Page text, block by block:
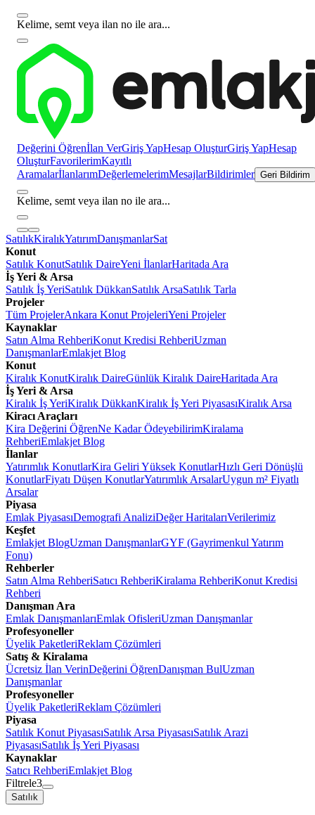
Kelime, semt veya ilan no ile ara...
Değerini Öğrenİlan VerGiriş YapHesap OluşturGiriş YapHesap
OluşturFavorilerimKayıtlı
AramalarİlanlarımDeğerlemelerimMesajlarBildirimler Geri Bildirim
Kelime, semt veya ilan no ile ara...
SatılıkKiralıkYatırımDanışmanlarSat
Konut
Satılık KonutSatılık DaireYeni İlanlarHaritada Ara
İş Yeri & Arsa
Satılık İş YeriSatılık DükkanSatılık ArsaSatılık Tarla
Projeler
Tüm ProjelerAnkara Konut ProjeleriYeni Projeler
Kaynaklar
Satın Alma RehberiKonut Kredisi RehberiUzman
DanışmanlarEmlakjet Blog
Konut
Kiralık KonutKiralık DaireGünlük Kiralık DaireHaritada Ara
İş Yeri & Arsa
Kiralık İş YeriKiralık DükkanKiralık İş Yeri PiyasasıKiralık Arsa
Kiracı Araçları
Kira Değerini ÖğrenNe Kadar ÖdeyebilirimKiralama
RehberiEmlakjet Blog
İlanlar
Yatırımlık KonutlarKira Geliri Yüksek KonutlarHızlı Geri Dönüşlü
KonutlarFiyatı Düşen KonutlarYatırımlık ArsalarUygun m² Fiyatlı
Arsalar
Piyasa
Emlak PiyasasıDemografi AnaliziDeğer HaritalarıVerilerimiz
Keşfet
Emlakjet BlogUzman DanışmanlarGYF (Gayrimenkul Yatırım
Fonu)
Rehberler
Satın Alma RehberiSatıcı RehberiKiralama RehberiKonut Kredisi
Rehberi
Danışman Ara
Emlak DanışmanlarıEmlak OfisleriUzman Danışmanlar
Profesyoneller
Üyelik PaketleriReklam Çözümleri
Satış & Kiralama
Ücretsiz İlan VerinDeğerini ÖğrenDanışman BulUzman
Danışmanlar
Profesyoneller
Üyelik PaketleriReklam Çözümleri
Piyasa
Satılık Konut PiyasasıSatılık Arsa PiyasasıSatılık Arazi
PiyasasıSatılık İş Yeri Piyasası
Kaynaklar
Satıcı RehberiEmlakjet Blog
Filtrele3
Satılık